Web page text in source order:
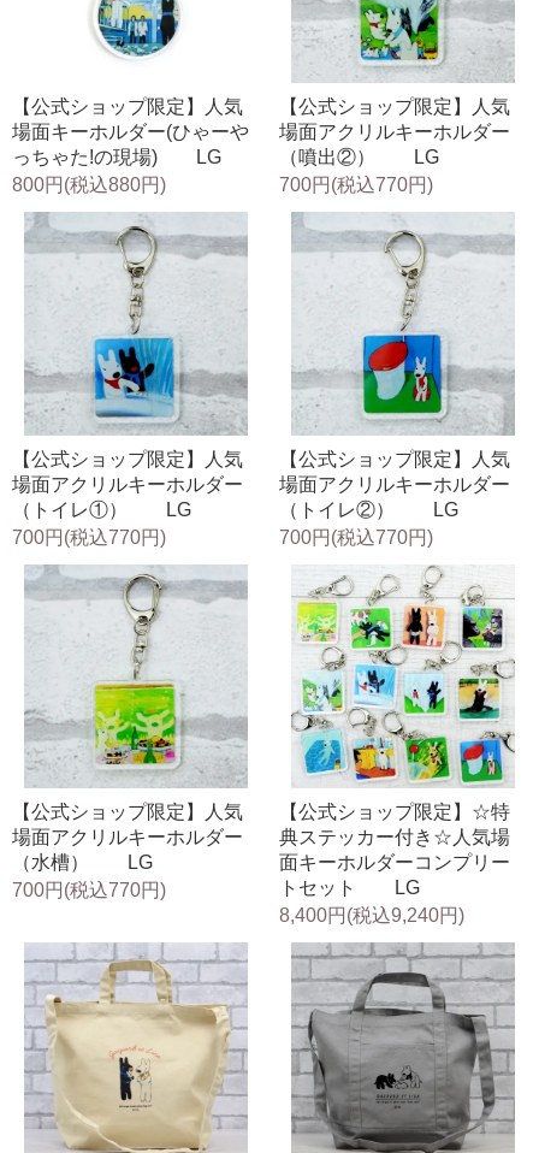
【公式ショップ限定】人気
場面キーホルダー(ひゃーや
っちゃた!の現場) LG
800円(税込880円)
【公式ショップ限定】人気
場面アクリルキーホルダー
（噴出②） LG
700円(税込770円)
【公式ショップ限定】人気
場面アクリルキーホルダー
（トイレ①） LG
700円(税込770円)
【公式ショップ限定】人気
場面アクリルキーホルダー
（トイレ②） LG
700円(税込770円)
【公式ショップ限定】人気
場面アクリルキーホルダー
（水槽） LG
700円(税込770円)
【公式ショップ限定】☆特
典ステッカー付き☆人気場
面キーホルダーコンプリー
トセット LG
8,400円(税込9,240円)